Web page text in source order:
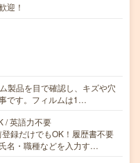
迎！
製品を目で確認し、キズや穴
です。フィルムは1…
/ 英語力不要
録だけでもOK！履歴書不要
名・職種などを入力す…